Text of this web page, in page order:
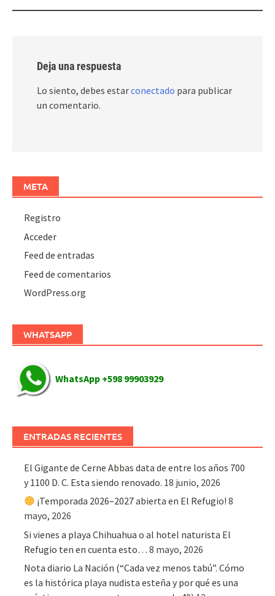
Deja una respuesta
Lo siento, debes estarconectado para publicar
un comentario.
META
Registro
Acceder
Feed de entradas
Feed de comentarios
WordPress.org
WHATSAPP
WhatsApp +598 99903929
ENTRADAS RECIENTES
El Gigante de Cerne Abbas data de entre los años 700
y 1100 D. C. Esta siendo renovado. 18 junio, 2026
¡Temporada 2026–2027 abierta en El Refugio! 8
mayo, 2026
Si vienes a playa Chihuahua o al hotel naturista El
Refugio ten en cuenta esto… 8 mayo, 2026
Nota diario La Nación (“Cada vez menos tabú”. Cómo
es la histórica playa nudista esteña y por qué es una